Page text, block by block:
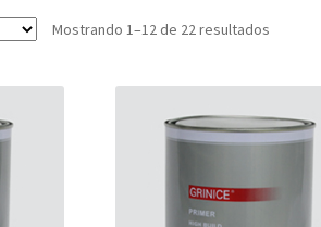
Mostrando 1–12 de 22 resultados